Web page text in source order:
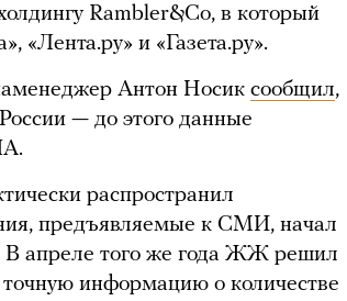
Rambler&Co, в который
«Лента.ру» и «Газета.ру».
Антон Носик сообщил,
— до этого данные
распространил
предъявляемые к СМИ, начал
В апреле того же года ЖЖ решил
точную информацию о количестве